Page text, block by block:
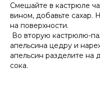
Смешайте в кастрюле
вином, добавьте сахар.
на поверхности.
Во вторую кастрюлю-
апельсина цедру и
апельсин разделите на
сока.